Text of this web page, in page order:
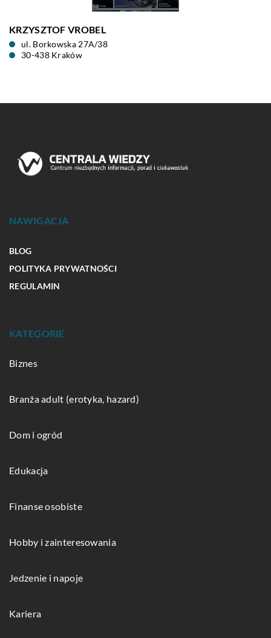
KRZYSZTOF VROBEL
ul. Borkowska 27A/38
30-438 Kraków
NAWIGACJA
BLOG
POLITYKA PRYWATNOŚCI
REGULAMIN
KATEGORIE
Biznes
Branża adult (erotyka, hazard)
Dom i ogród
Edukacja
Finanse osobiste
Hobby i zainteresowania
Jedzenie i napoje
Kariera